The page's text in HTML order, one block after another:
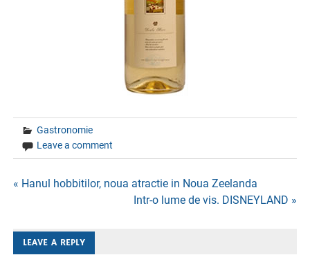
Gastronomie
Leave a comment
Navigare
articole
« Hanul hobbitilor, noua atractie in Noua Zeelanda
Intr-o lume de vis. DISNEYLAND »
LEAVE A REPLY